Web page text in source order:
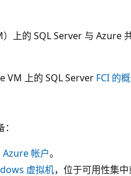
上的 SQL Server 与 Azure
VM 上的 SQL Server FCI 的
帐户。
虚拟机，位于可用性集中